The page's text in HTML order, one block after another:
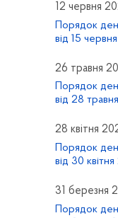
12 червня
Порядок
від 15
26 травня
Порядок
від 28
28 квітня
Порядок
від 30
31 березня
Порядок